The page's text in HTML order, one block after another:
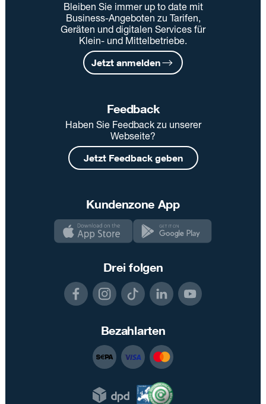
Bleiben Sie immer up to date mit
Business-Angeboten zu Tarifen,
Geräten und digitalen Services für
Klein- und Mittelbetriebe.
Jetzt anmelden
Feedback
Haben Sie Feedback zu unserer
Webseite?
Jetzt Feedback geben
Kundenzone App
Drei folgen
Bezahlarten